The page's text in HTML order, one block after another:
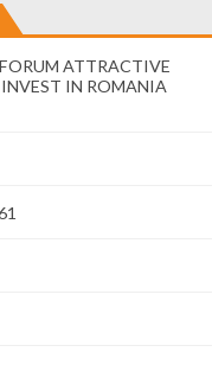
Cseke Attila: Am
Încă o creșă
Percheziții și
Ministerul Apărării
Dobânzi de pânã la
MMAP pune în
ATTRACTIVE
IN ROMANIA